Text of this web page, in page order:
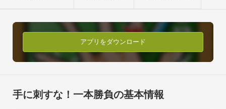
に少しオレンジ色の場所が出てきます。
そのオレンジの場所をタッチすると次のタッチ場所にオレンジ
色が出てきます。
出てくる順番にどんどんタッチして行くだけでルールを覚えら
高速で的確な位置にタッチしていこう！オレンジ色の中央に近
いとGREAT表示が！
アプリをダウンロード
手に刺すな！一本勝負の基本情報